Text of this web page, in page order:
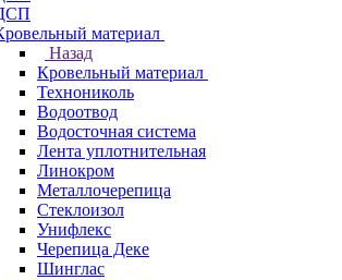
материал
Назад
Кровельный материал
Технониколь
Водоотвод
Водосточная система
Лента уплотнительная
Линокром
Металлочерепица
Стеклоизол
Унифлекс
Черепица Деке
Шинглас